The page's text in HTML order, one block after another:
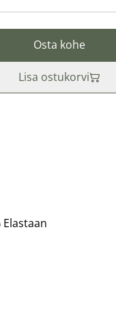
Osta kohe
Lisa ostukorvi